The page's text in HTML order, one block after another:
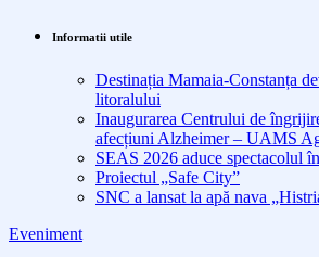
Informatii utile
Destinația Mamaia-Constanța
litoralului
Inaugurarea Centrului de
afecțiuni Alzheimer – UAMS
SEAS 2026 aduce spectacolul
Proiectul „Safe City”
SNC a lansat la apă nava
Eveniment